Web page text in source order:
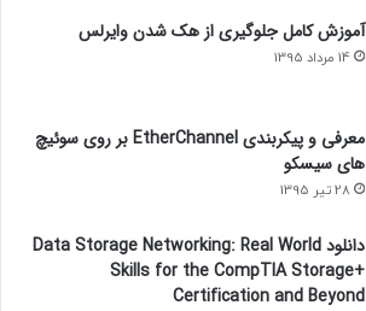
آموزش کامل جلوگیری از هک شدن وایرلس
14 مرداد 1395
معرفی و پیکربندی EtherChannel بر روی سوئیچ
های سیسکو
28 تیر 1395
دانلود Data Storage Networking: Real World
Skills for the CompTIA Storage+
Certification and Beyond